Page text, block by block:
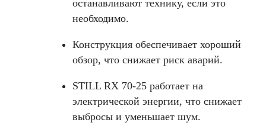
останавливают технику, если это
необходимо.
Конструкция обеспечивает хороший
обзор, что снижает риск аварий.
STILL RX 70-25 работает на
электрической энергии, что снижает
выбросы и уменьшает шум.